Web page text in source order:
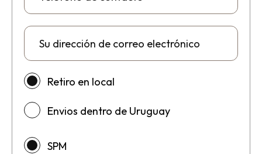
Retiro en local
Envios dentro de Uruguay
SPM